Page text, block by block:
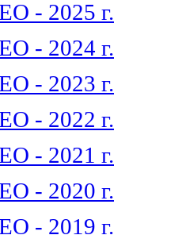
- 2025 г.
- 2024 г.
- 2023 г.
- 2022 г.
- 2021 г.
- 2020 г.
- 2019 г.